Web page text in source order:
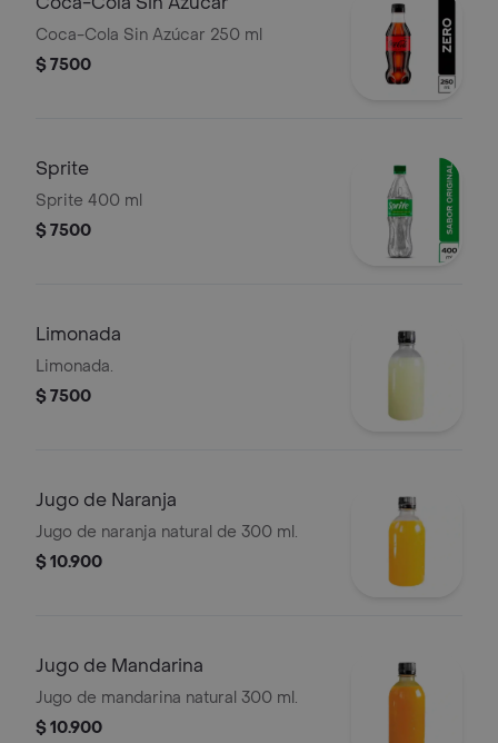
Coca-Cola Sin Azúcar 250 ml
$ 7500
Sprite
Sprite 400 ml
$ 7500
Limonada
Limonada.
$ 7500
Jugo de Naranja
Jugo de naranja natural de 300 ml.
$ 10.900
Jugo de Mandarina
Jugo de mandarina natural 300 ml.
$ 10.900